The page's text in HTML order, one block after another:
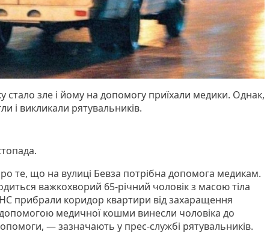
стало зле і йому на допомогу приїхали медики. Однак,
і викликали рятувальників.
те, що на вулиці Бевза потрібна допомога медикам.
важкохворий 65-річний чоловік з масою тіла
прибрали коридор квартири від захаращення
медичної кошми винесли чоловіка до
— зазначають у прес-службі рятувальників.